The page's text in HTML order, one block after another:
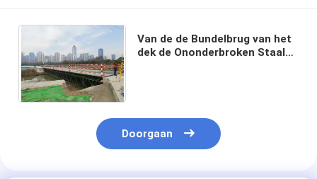
Van de de Bundelbrug van het
dek de Ononderbroken Staal
Doorgaan